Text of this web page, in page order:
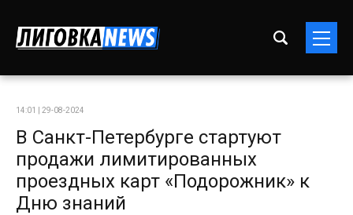
14:01 | 29-08-2024
В Санкт-Петербурге стартуют
продажи лимитированных
проездных карт «Подорожник» к
Дню знаний